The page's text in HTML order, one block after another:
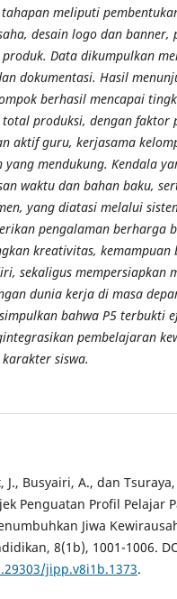
meliputi
desain logo dan banner,
Data dikumpulkan
dokumentasi. Hasil
berhasil mencapai
produksi, dengan faktor
aktif guru, kerjasama
yang mendukung. Kendala
waktu dan bahan baku,
yang diatasi melalui
pengalaman berharga
kreativitas, kemampuan
sekaligus mempersiapkan
dunia kerja di masa
bahwa P5 terbukti
pembelajaran
siswa.
J., Busyairi, A., dan
Penguatan Profil Pelajar
Jiwa
8(1b), 1001-1006.
jipp.v8i1b.1373.